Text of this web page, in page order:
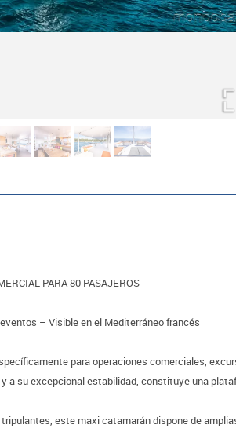
PARA 80 PASAJEROS
– Visible en el Mediterráneo francés
para operaciones comerciales,
a su excepcional estabilidad, constituye una
este maxi catamarán dispone de